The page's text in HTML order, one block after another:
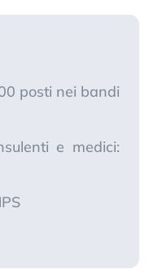
posti nei bandi
e medici: